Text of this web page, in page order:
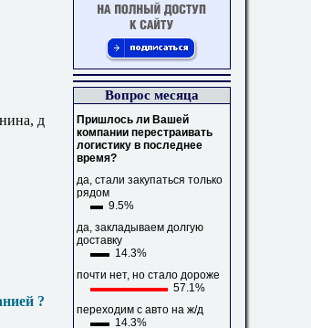
д
?
Вопрос месяца
Пришлось ли Вашей
компании перестраивать
логистику в последнее
время?
да, стали закупаться только
рядом
9.5%
да, закладываем долгую
доставку
14.3%
почти нет, но стало дороже
57.1%
переходим с авто на ж/д
14.3%